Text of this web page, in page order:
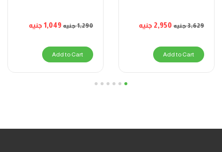
3,629جنيه 2,950 جنيه
Add to Cart
1,290جنيه 1,049جنيه
Add to Cart
1
2